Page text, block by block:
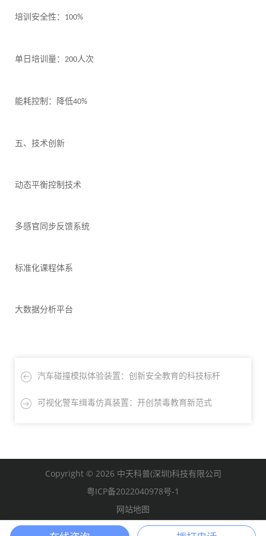
培训安全性： 100%
单日培训量： 200人次
能耗控制：降低40%
五、技术创新
动态平衡控制技术
多感官同步反馈系统
标准化课程体系
大数据分析平台
汽车碰撞模拟体验装置：创新安全教育的科技标杆
可视化警车缉毒仿真装置：开创禁毒教育新范式
Copyright © 2026 中天科普(深圳)科技有限公司
粤ICP备2022040978号-1
网站地图